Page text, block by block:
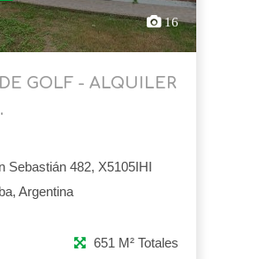
16
GOLF - ALQUILER
Sebastián 482, X5105IHI
Argentina
651 M² Totales